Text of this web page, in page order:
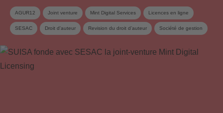
AGUR12 Joint venture Mint Digital Services Licences en ligne
SESAC Droit d'auteur Revision du droit d’auteur Société de gestion